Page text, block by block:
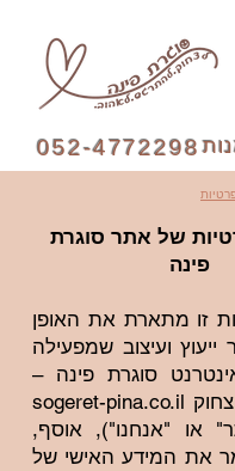
052-4772298
של אתר סוגרת
פינה
זו מתארת את האופן
ועיצוב שמפעילה
סוגרת פינה –
סדנאות יוגה צחוק sogeret-pina.co.il
או "אנחנו"), אוסף,
את המידע האישי של